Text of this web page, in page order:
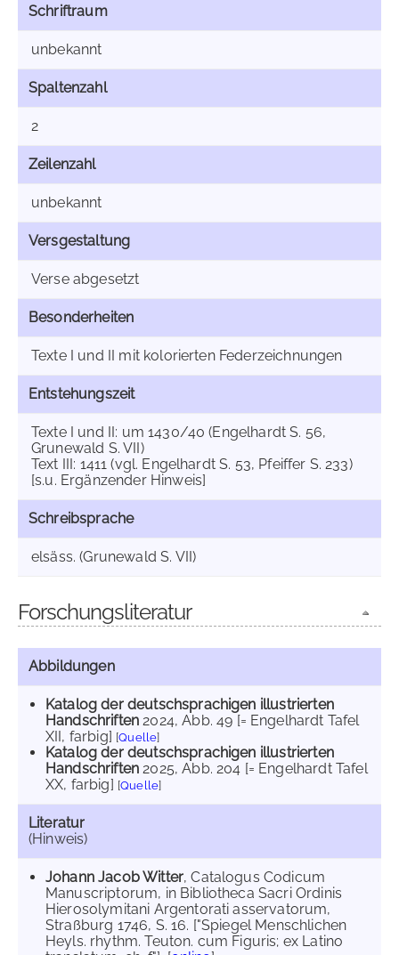
Schriftraum
unbekannt
Spaltenzahl
2
Zeilenzahl
unbekannt
Versgestaltung
Verse abgesetzt
Besonderheiten
Texte I und II mit kolorierten Federzeichnungen
Entstehungszeit
Texte I und II: um 1430/40 (Engelhardt S. 56,
Grunewald S. VII)
Text III: 1411 (vgl. Engelhardt S. 53, Pfeiffer S. 233)
[s.u. Ergänzender Hinweis]
Schreibsprache
elsäss. (Grunewald S. VII)
Forschungsliteratur
Abbildungen
Katalog der deutschsprachigen illustrierten
Handschriften 2024, Abb. 49 [= Engelhardt Tafel
XII, farbig] [Quelle]
Katalog der deutschsprachigen illustrierten
Handschriften 2025, Abb. 204 [= Engelhardt Tafel
XX, farbig] [Quelle]
Literatur
(Hinweis)
Johann Jacob Witter, Catalogus Codicum
Manuscriptorum, in Bibliotheca Sacri Ordinis
Hierosolymitani Argentorati asservatorum,
Straßburg 1746, S. 16. ["Spiegel Menschlichen
Heyls. rhythm. Teuton. cum Figuris; ex Latino